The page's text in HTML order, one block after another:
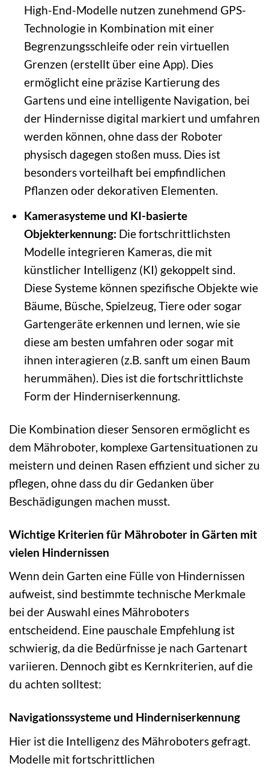
High-End-Modelle nutzen zunehmend GPS-
Technologie in Kombination mit einer
Begrenzungsschleife oder rein virtuellen
Grenzen (erstellt über eine App). Dies
ermöglicht eine präzise Kartierung des
Gartens und eine intelligente Navigation, bei
der Hindernisse digital markiert und umfahren
werden können, ohne dass der Roboter
physisch dagegen stoßen muss. Dies ist
besonders vorteilhaft bei empfindlichen
Pflanzen oder dekorativen Elementen.
Kamerasysteme und KI-basierte
Objekterkennung: Die fortschrittlichsten
Modelle integrieren Kameras, die mit
künstlicher Intelligenz (KI) gekoppelt sind.
Diese Systeme können spezifische Objekte wie
Bäume, Büsche, Spielzeug, Tiere oder sogar
Gartengeräte erkennen und lernen, wie sie
diese am besten umfahren oder sogar mit
ihnen interagieren (z.B. sanft um einen Baum
herummähen). Dies ist die fortschrittlichste
Form der Hinderniserkennung.
Die Kombination dieser Sensoren ermöglicht es
dem Mähroboter, komplexe Gartensituationen zu
meistern und deinen Rasen effizient und sicher zu
pflegen, ohne dass du dir Gedanken über
Beschädigungen machen musst.
Wichtige Kriterien für Mähroboter in Gärten mit
vielen Hindernissen
Wenn dein Garten eine Fülle von Hindernissen
aufweist, sind bestimmte technische Merkmale
bei der Auswahl eines Mähroboters
entscheidend. Eine pauschale Empfehlung ist
schwierig, da die Bedürfnisse je nach Gartenart
variieren. Dennoch gibt es Kernkriterien, auf die
du achten solltest:
Navigationssysteme und Hinderniserkennung
Hier ist die Intelligenz des Mähroboters gefragt.
Modelle mit fortschrittlichen